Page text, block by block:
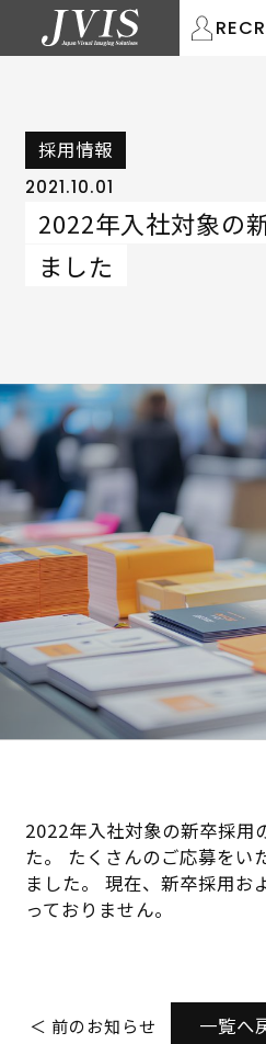
採用情報
2021.10.01
2022年入社対象の
ました
2022年入社対象の新卒採用
た。 たくさんのご応募をい
ました。 現在、新卒採用お
っておりません。
＜ 前のお知らせ 一覧へ